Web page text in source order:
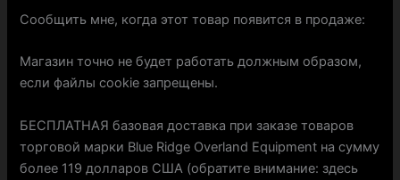
Сообщить мне, когда этот товар появится в продаже:
Магазин точно не будет работать должным образом,
если файлы cookie запрещены.
БЕСПЛАТНАЯ базовая доставка при заказе товаров
торговой марки Blue Ridge Overland Equipment на сумму
более 119 долларов США (обратите внимание: здесь